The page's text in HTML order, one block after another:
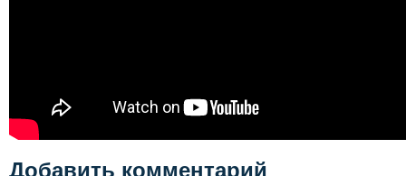
Добавить комментарий